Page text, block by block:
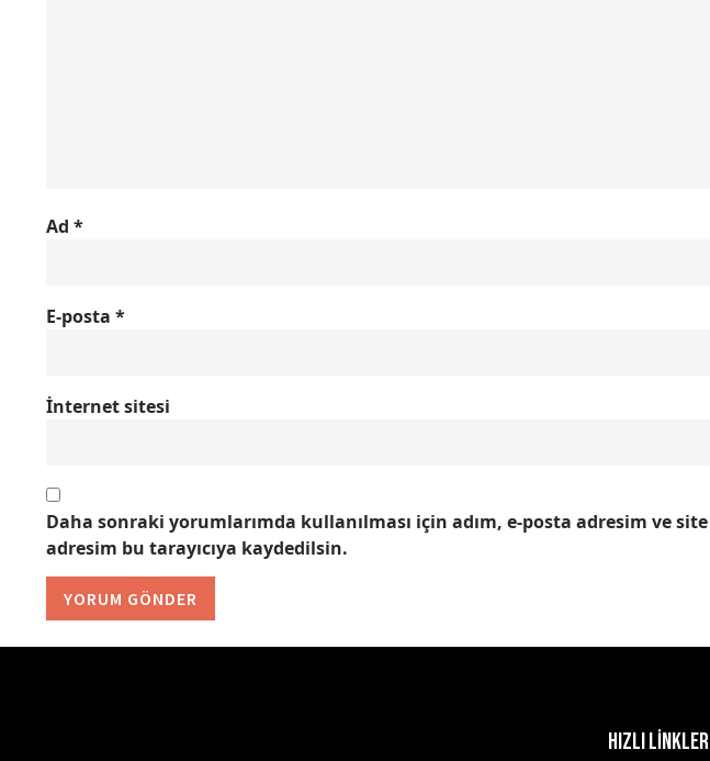
Ad *
E-posta *
İnternet sitesi
Daha sonraki yorumlarımda kullanılması için adım, e-posta adresim ve site
adresim bu tarayıcıya kaydedilsin.
HIZLI LİNKLER